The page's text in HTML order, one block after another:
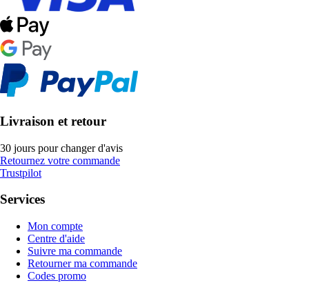
Livraison et retour
30 jours pour changer d'avis
Retournez votre commande
Trustpilot
Services
Mon compte
Centre d'aide
Suivre ma commande
Retourner ma commande
Codes promo